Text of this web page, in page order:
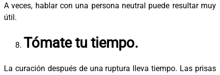
A veces, hablar con una persona neutral puede resultar muy
útil.
Tómate tu tiempo.
La curación después de una ruptura lleva tiempo. Las prisas